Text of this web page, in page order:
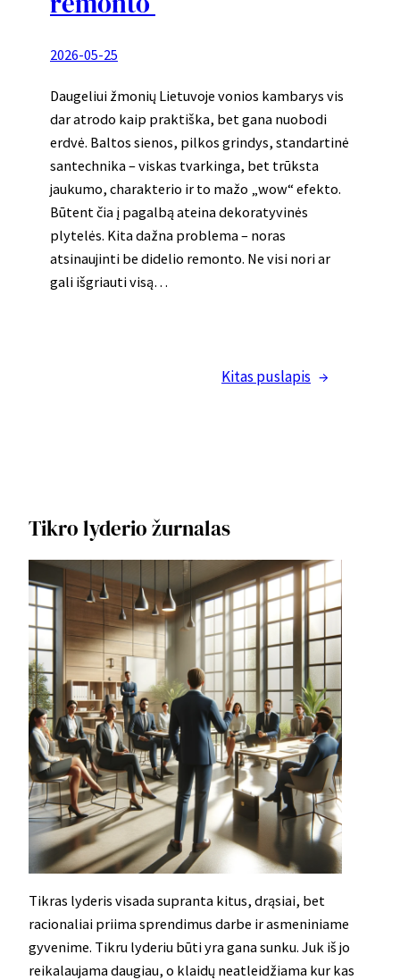
2026-05-25
Daugeliui žmonių Lietuvoje vonios kambarys vis
dar atrodo kaip praktiška, bet gana nuobodi
erdvė. Baltos sienos, pilkos grindys, standartinė
santechnika – viskas tvarkinga, bet trūksta
jaukumo, charakterio ir to mažo „wow“ efekto.
Būtent čia į pagalbą ateina dekoratyvinės
plytelės. Kita dažna problema – noras
atsinaujinti be didelio remonto. Ne visi nori ar
gali išgriauti visą…
Kitas puslapis →
Tikro lyderio žurnalas
Tikras lyderis visada supranta kitus, drąsiai, bet
racionaliai priima sprendimus darbe ir asmeniniame
gyvenime. Tikru lyderiu būti yra gana sunku. Juk iš jo
reikalaujama daugiau, o klaidų neatleidžiama kur kas